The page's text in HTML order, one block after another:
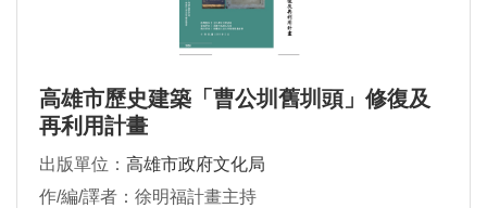
高雄市歷史建築「曹公圳舊圳頭」修復及
再利用計畫
出版單位： 高雄市政府文化局
作/編/譯者：徐明福計畫主持